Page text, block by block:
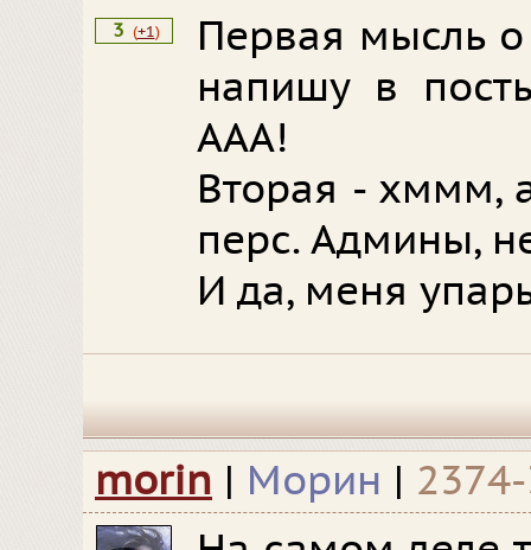
3 (+1)
Первая мысль
напишу в
ААА!
Вторая - хммм,
перс. Админы,
И да, меня
morin | Морин |